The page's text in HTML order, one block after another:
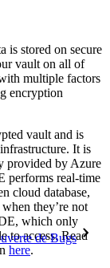
de Bugs
is stored on secure
vault on all of
multiple factors
encryption
vault and is
It is
provided by Azure
performs real-time
cloud database,
they’re not
which only
to access. Read
here.